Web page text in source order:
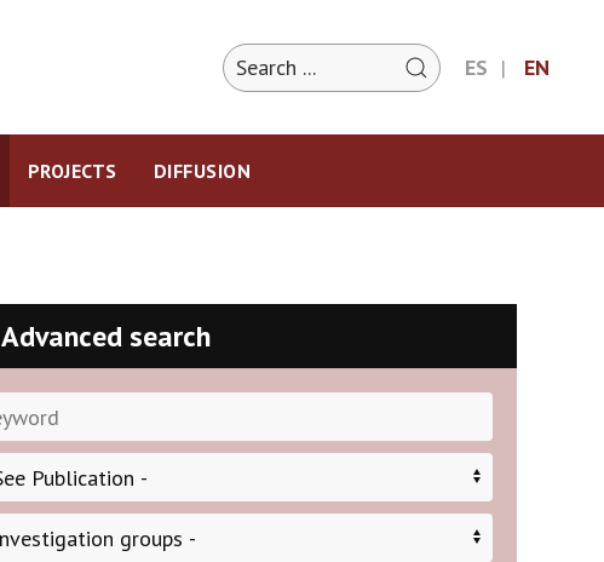
ES EN
PROJECTS DIFFUSION
Advanced search